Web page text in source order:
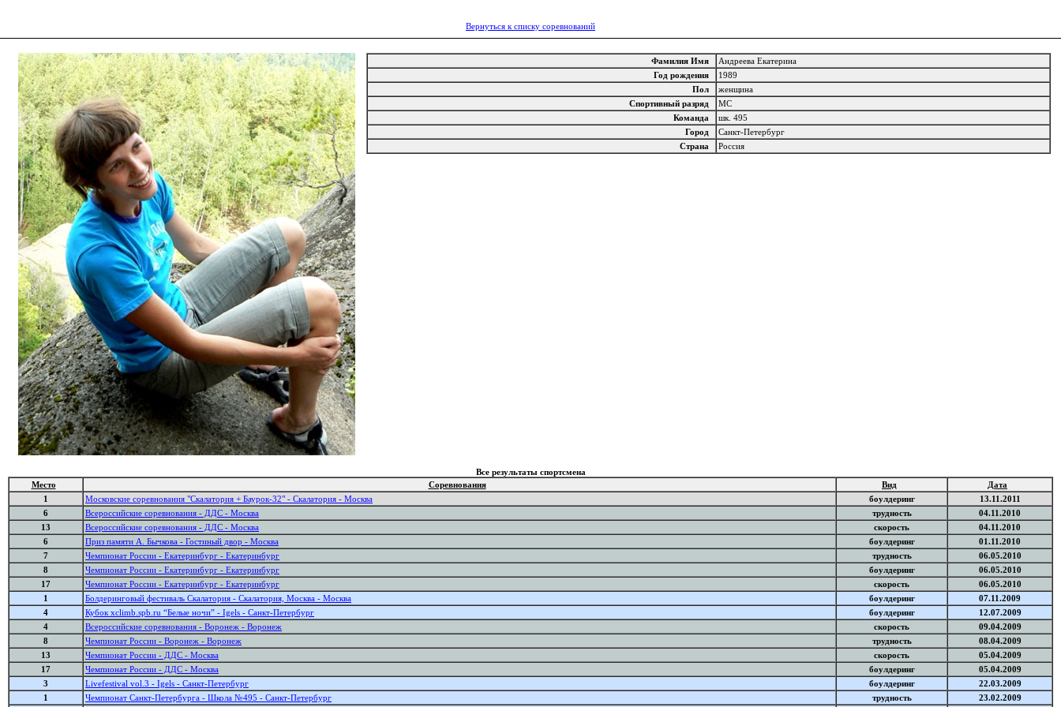
Вернуться к списку соревнований
Фамилия Имя
Андреева Екатерина
Год рождения
1989
Пол
женщина
Спортивный разряд
МС
Команда
шк. 495
Город
Санкт-Петербург
Страна
Россия
Все результаты спортсмена
Место
Соревнования Вид
Дата
1
Московские соревнования "Скалатория + Баурок-32" - Скалатория - Москва боулдеринг
13.11.2011
6
Всероссийские соревнования - ДДС - Москва трудность
04.11.2010
13
Всероссийские соревнования - ДДС - Москва скорость
04.11.2010
6
Приз памяти А. Бычкова - Гостиный двор - Москва боулдеринг
01.11.2010
7
Чемпионат России - Екатеринбург - Екатеринбург трудность
06.05.2010
8
Чемпионат России - Екатеринбург - Екатеринбург боулдеринг
06.05.2010
17
Чемпионат России - Екатеринбург - Екатеринбург скорость
06.05.2010
1
Болдеринговый фестиваль Скалатория - Скалатория, Москва - Москва боулдеринг
07.11.2009
4
Кубок xclimb.spb.ru “Белые ночи” - Igels - Санкт-Петербург боулдеринг
12.07.2009
4
Всероссийские соревнования - Воронеж - Воронеж скорость
09.04.2009
8
Чемпионат России - Воронеж - Воронеж трудность
08.04.2009
13
Чемпионат России - ДДС - Москва скорость
05.04.2009
17
Чемпионат России - ДДС - Москва боулдеринг
05.04.2009
3
Livefestival vol.3 - Igels - Санкт-Петербург боулдеринг
22.03.2009
1
Чемпионат Санкт-Петербурга - Школа №495 - Санкт-Петербург трудность
23.02.2009